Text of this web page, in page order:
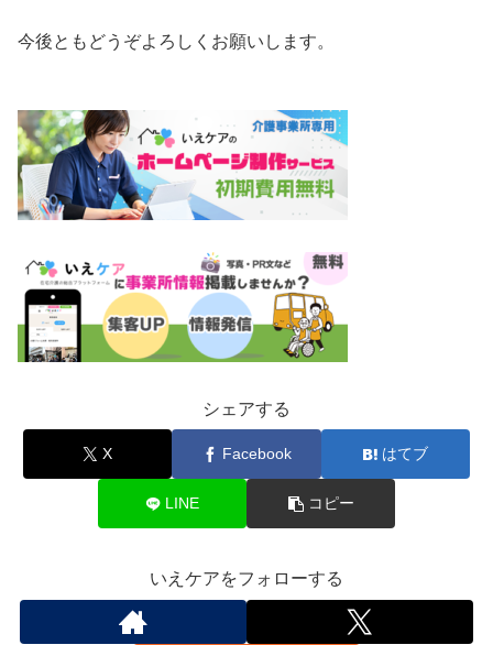
今後ともどうぞよろしくお願いします。
シェアする
X Facebook はてブ
LINE コピー
いえケアをフォローする